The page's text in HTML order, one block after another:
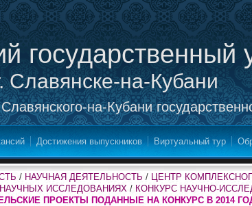
государственный
Славянске-на-Кубани
на-Кубани
Достижения выпускников Виртуальный тур
/ НАУЧНАЯ ДЕЯТЕЛЬНОСТЬ / ЦЕНТР
ИССЛЕДОВАНИЯХ / КОНКУРС НАУЧНО-
ПРОЕКТЫ ПОДАННЫЕ НА КОНКУРС В 2014